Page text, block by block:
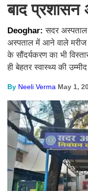
बाद प्रशासन
Deoghar:सदर अस्पताल
अस्पताल में आने वाले
के सौंदर्यकरण का भी
ही बेहतर स्वास्थ्य की
By Neeli Verma May 1,